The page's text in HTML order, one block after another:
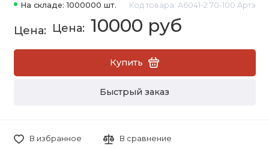
На складе: 1000000 шт. Код товара: A6041-2 70-100 Артэ
10000 руб
Купить
Быстрый заказ
В избранное В сравнение